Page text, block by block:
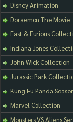
Disney Animation
Doraemon The Movie
Fast & Furious
Indiana Jones
John Wick Collection
Jurassic Park
Kung Fu Panda Season
Marvel Collection
Monsters VS Aliens